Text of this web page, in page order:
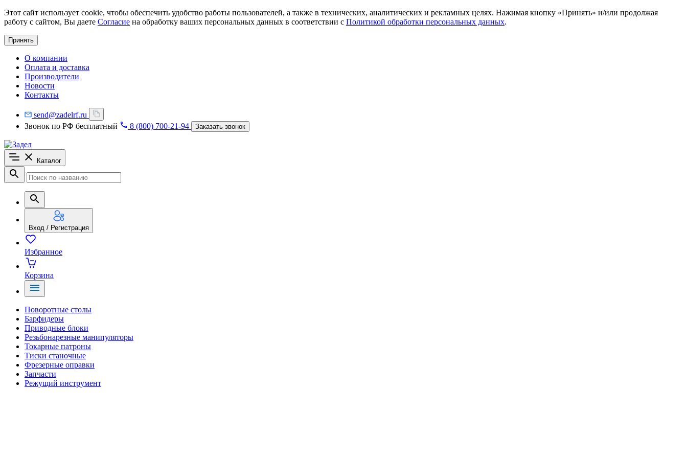
Этот сайт использует cookie, чтобы обеспечить удобство работы пользователей, а также в технических, аналитических и рекламных целях. Нажимая кнопку «Принять» и/или продолжая
работу с сайтом, Вы даете Согласие на обработку ваших персональных данных в соответствии с Политикой обработки персональных данных.
Принять
О компании
Оплата и доставка
Производители
Новости
Контакты
send@zadelrf.ru
Звонок по РФ бесплатный
8 (800) 700-21-94 Заказать звонок
Каталог
Вход / Регистрация
Избранное
Корзина
Поворотные столы
Барфидеры
Приводные блоки
Резьбонарезные манипуляторы
Токарные патроны
Тиски станочные
Фрезерные оправки
Запчасти
Режущий инструмент